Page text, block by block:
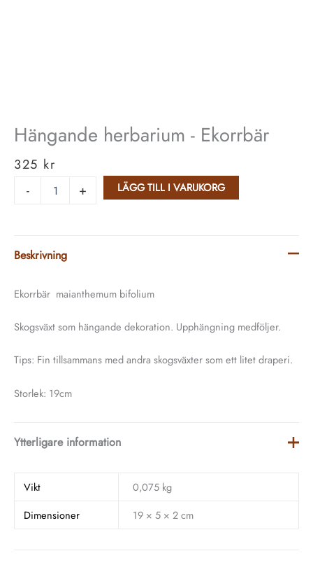
Hängande herbarium - Ekorrbär
325 kr
- + LÄGG TILL I VARUKORG
Beskrivning
Ekorrbär maianthemum bifolium
Skogsväxt som hängande dekoration. Upphängning medföljer.
Tips: Fin tillsammans med andra skogsväxter som ett litet draperi.
Storlek: 19cm
Ytterligare information
Vikt
0,075 kg
Dimensioner
19 × 5 × 2 cm